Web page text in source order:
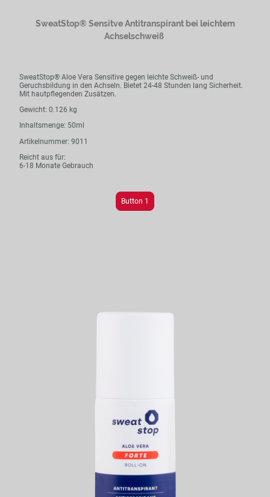
SweatStop® Sensitve Antitranspirant bei leichtem
Achselschweiß
SweatStop® Aloe Vera Sensitive gegen leichte Schweiß- und
Geruchsbildung in den Achseln. Bietet 24-48 Stunden lang Sicherheit.
Mit hautpflegenden Zusätzen.
Gewicht: 0.126 kg
Inhaltsmenge: 50ml
Artikelnummer: 9011
Reicht aus für:
6-18 Monate Gebrauch
Button 1